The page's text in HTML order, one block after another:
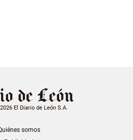
El Diario de León S.A.
somos